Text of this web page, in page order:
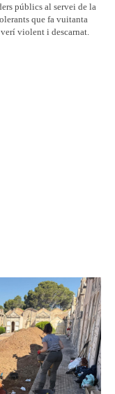
públics al servei de la
que fa vuitanta
violent i descarnat.